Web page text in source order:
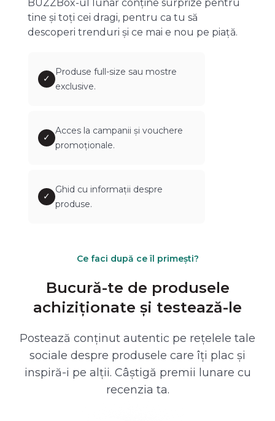
BUZZBox-ul lunar conține surprize pentru
tine și toți cei dragi, pentru ca tu să
descoperi trenduri și ce mai e nou pe piață.
✓
Produse full-size sau mostre
exclusive.
✓
Acces la campanii și vouchere
promoționale.
✓
Ghid cu informații despre
produse.
Ce faci după ce îl primești?
Bucură-te de produsele
achiziționate și testează-le
Postează conținut autentic pe rețelele tale
sociale despre produsele care îți plac și
inspiră-i pe alții. Câștigă premii lunare cu
recenzia ta.